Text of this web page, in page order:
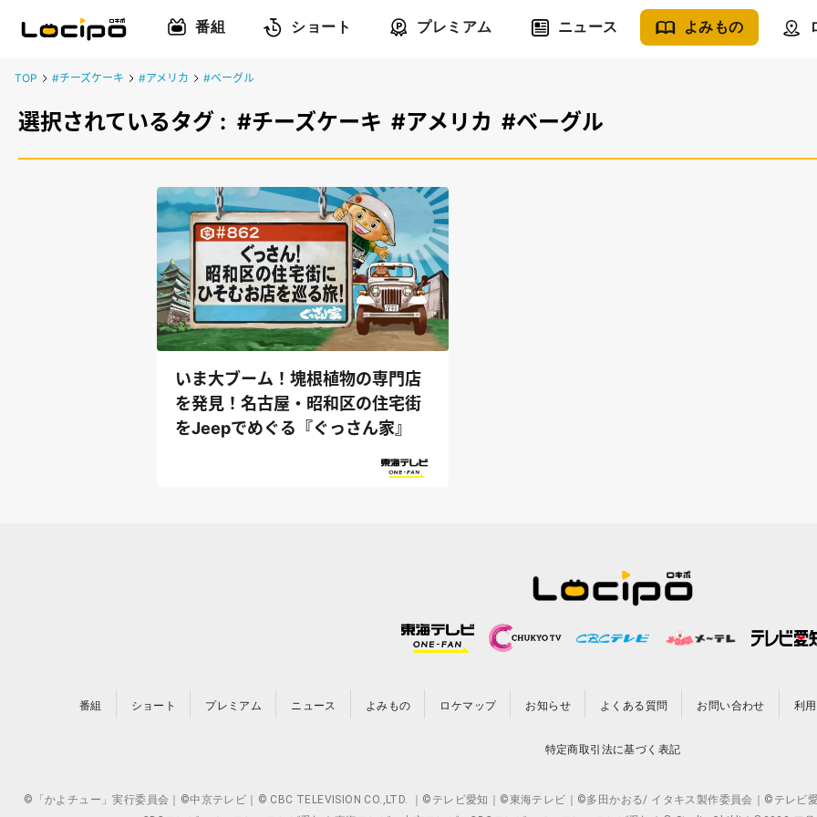
番組 ショート プレミアム ニュース よみもの
TOP #チーズケーキ #アメリカ #ベーグル
選択されているタグ : #チーズケーキ #アメリカ #ベーグル
いま大ブーム！塊根植物の専門店
を発見！名古屋・昭和区の住宅街
をJeepでめぐる『ぐっさん家』
番組 ショート プレミアム ニュース よみもの ロケマップ お知らせ よくある質問 お問い合わせ 利
特定商取引法に基づく表記
©「かよチュー」実行委員会｜©中京テレビ｜© CBC TELEVISION CO.,LTD. ｜©テレビ愛知｜©東海テレビ｜©多田かおる/ イタキス製作委員会｜©テレビ